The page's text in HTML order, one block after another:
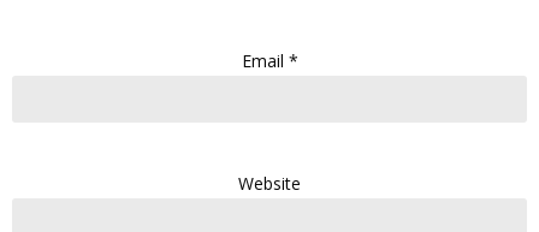
Email *
Website